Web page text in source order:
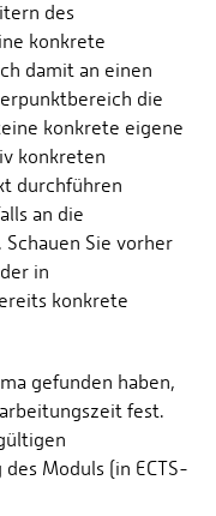
des
konkrete
damit an einen
die
konkrete eigene
konkreten
durchführen
an die
Sie vorher
in
konkrete
gefunden haben,
fest.
Moduls (in ECTS-